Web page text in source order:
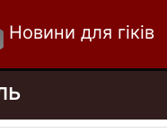
Новини для гіків